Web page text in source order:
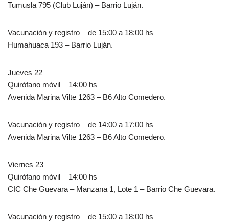
Tumusla 795 (Club Luján) – Barrio Luján.
Vacunación y registro – de 15:00 a 18:00 hs
Humahuaca 193 – Barrio Luján.
Jueves 22
Quirófano móvil – 14:00 hs
Avenida Marina Vilte 1263 – B6 Alto Comedero.
Vacunación y registro – de 14:00 a 17:00 hs
Avenida Marina Vilte 1263 – B6 Alto Comedero.
Viernes 23
Quirófano móvil – 14:00 hs
CIC Che Guevara – Manzana 1, Lote 1 – Barrio Che Guevara.
Vacunación y registro – de 15:00 a 18:00 hs